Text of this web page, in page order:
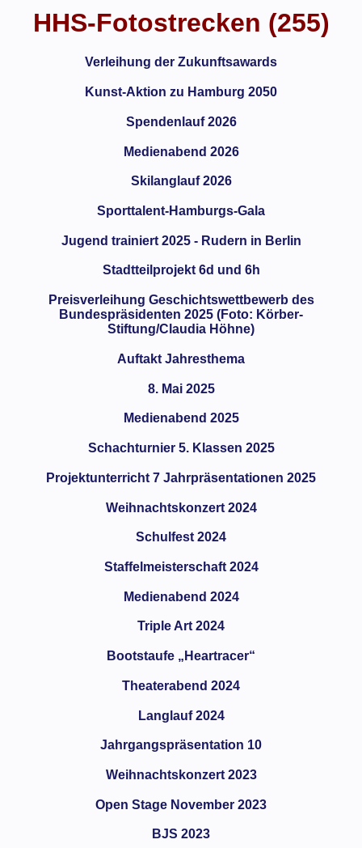
HHS-Fotostrecken (255)
Verleihung der Zukunftsawards
Kunst-Aktion zu Hamburg 2050
Spendenlauf 2026
Medienabend 2026
Skilanglauf 2026
Sporttalent-Hamburgs-Gala
Jugend trainiert 2025 - Rudern in Berlin
Stadtteilprojekt 6d und 6h
Preisverleihung Geschichtswettbewerb des
Bundespräsidenten 2025 (Foto: Körber-
Stiftung/Claudia Höhne)
Auftakt Jahresthema
8. Mai 2025
Medienabend 2025
Schachturnier 5. Klassen 2025
Projektunterricht 7 Jahrpräsentationen 2025
Weihnachtskonzert 2024
Schulfest 2024
Staffelmeisterschaft 2024
Medienabend 2024
Triple Art 2024
Bootstaufe „Heartracer“
Theaterabend 2024
Langlauf 2024
Jahrgangspräsentation 10
Weihnachtskonzert 2023
Open Stage November 2023
BJS 2023